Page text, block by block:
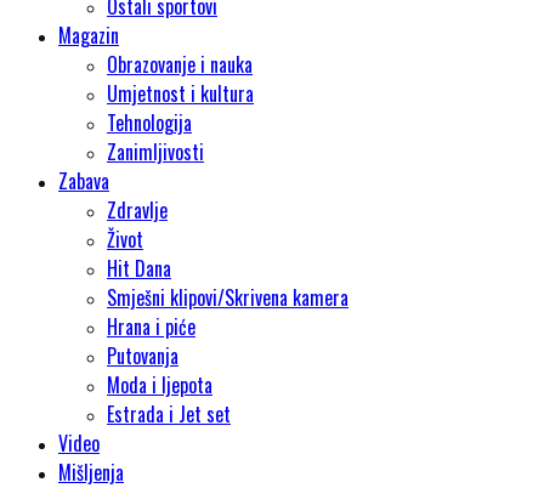
Magazin
Obrazovanje i nauka
Umjetnost i kultura
Tehnologija
Zanimljivosti
Zabava
Zdravlje
Život
Hit Dana
Smješni klipovi/Skrivena kamera
Hrana i piće
Putovanja
Moda i ljepota
Estrada i Jet set
Video
Mišljenja